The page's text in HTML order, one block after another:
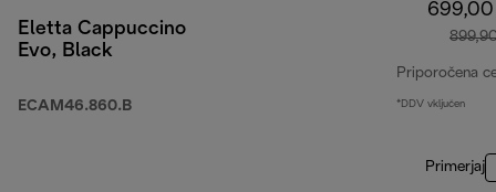
Eletta Cappuccino
Evo, Black
ECAM46.860.B
Priporočena
*DDV vključen
Primerjaj